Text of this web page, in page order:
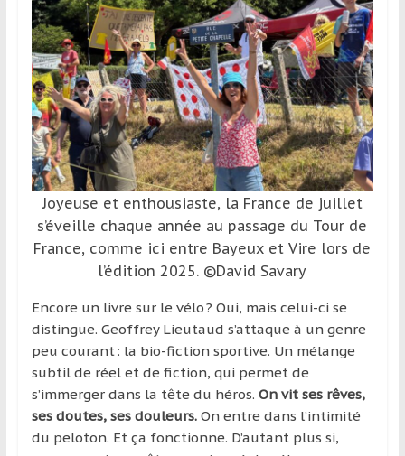
découverte
culturelle
d’un
pays
d’une
région
Joyeuse et enthousiaste, la France de juillet
s’éveille chaque année au passage du Tour de
France, comme ici entre Bayeux et Vire lors de
l’édition 2025. ©David Savary
Encore un livre sur le vélo ? Oui, mais celui-ci se
distingue. Geoffrey Lieutaud s’attaque à un genre
peu courant : la bio-fiction sportive. Un mélange
subtil de réel et de fiction, qui permet de
s’immerger dans la tête du héros. On vit ses rêves,
ses doutes, ses douleurs.On entre dans l’intimité
du peloton. Et ça fonctionne. D’autant plus si,